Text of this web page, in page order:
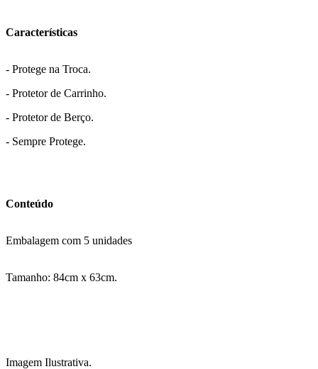
Características
- Protege na Troca.
- Protetor de Carrinho.
- Protetor de Berço.
- Sempre Protege.
Conteúdo
Embalagem com 5 unidades
Tamanho: 84cm x 63cm.
Imagem Ilustrativa.